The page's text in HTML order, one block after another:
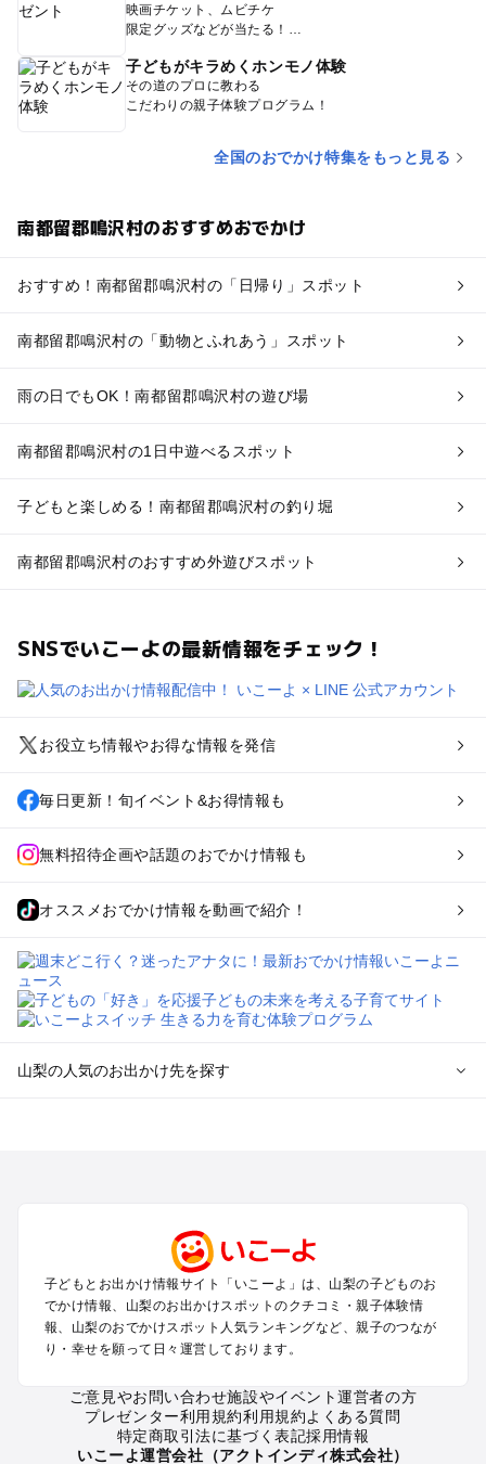
映画チケット、ムビチケ
限定グッズなどが当たる！
子どもがキラめくホンモノ体験
その道のプロに教わる
こだわりの親子体験プログラム！
全国のおでかけ特集をもっと見る
南都留郡鳴沢村のおすすめおでかけ
おすすめ！南都留郡鳴沢村の「日帰り」スポット
南都留郡鳴沢村の「動物とふれあう」スポット
雨の日でもOK！南都留郡鳴沢村の遊び場
南都留郡鳴沢村の1日中遊べるスポット
子どもと楽しめる！南都留郡鳴沢村の釣り堀
南都留郡鳴沢村のおすすめ外遊びスポット
SNSでいこーよの最新情報をチェック！
お役立ち情報やお得な情報を発信
毎日更新！旬イベント&お得情報も
無料招待企画や話題のおでかけ情報も
オススメおでかけ情報を動画で紹介！
山梨の人気のお出かけ先を探す
甲府・昇仙峡・湯村のプールお出かけ
石和・勝沼・塩山のプールお出かけ
大月・都留・道志渓谷のプールお出かけ
山中湖・忍野のプールお出かけ
南アルプスのプールお出かけ
山梨の定番お出かけスポット
山梨の遊園地
子どもとお出かけ情報サイト「いこーよ」は、山梨の子どものお
でかけ情報、山梨のお出かけスポットのクチコミ・親子体験情
報、山梨のおでかけスポット人気ランキングなど、親子のつなが
り・幸せを願って日々運営しております。
ご意見やお問い合わせ施設やイベント運営者の方
プレゼンター利用規約利用規約よくある質問
特定商取引法に基づく表記採用情報
いこーよ運営会社（アクトインディ株式会社）